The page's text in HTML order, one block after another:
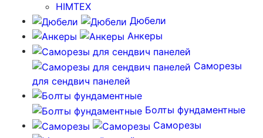
HIMTEX
Дюбели
Анкеры
Саморезы
для сендвич панелей
Болты фундаментные
Саморезы